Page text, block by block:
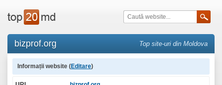
bizprof.org Top site-uri din Moldova
Informații website (Editare)